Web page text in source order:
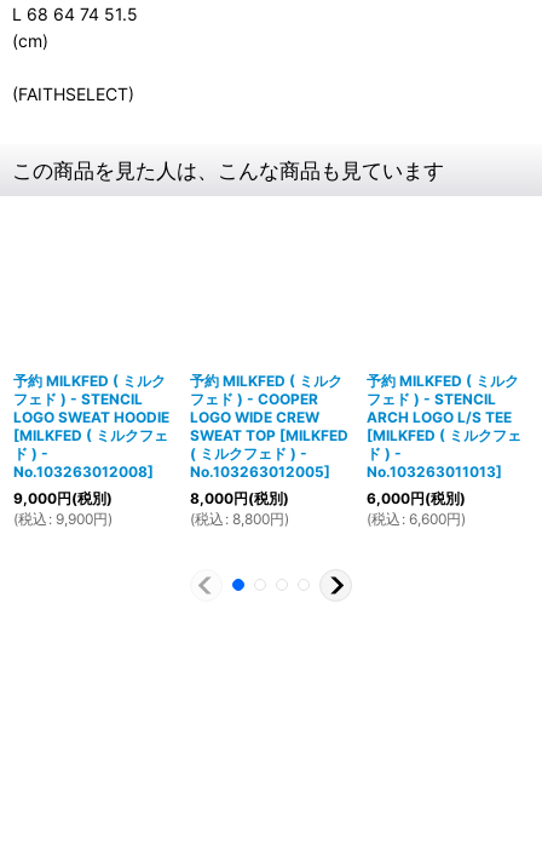
L 68 64 74 51.5
(cm)
(FAITHSELECT)
この商品を見た人は、こんな商品も見ています
予約 MILKFED ( ミルク
フェド ) - STENCIL
LOGO SWEAT HOODIE
[MILKFED ( ミルクフェ
ド ) -
No.103263012008]
9,000円(税別)
(税込 : 9,900円)
予約 MILKFED ( ミルク
フェド ) - COOPER
LOGO WIDE CREW
SWEAT TOP [MILKFED
( ミルクフェド ) -
No.103263012005]
8,000円(税別)
(税込 : 8,800円)
予約 MILKFED ( ミルク
フェド ) - STENCIL
ARCH LOGO L/S TEE
[MILKFED ( ミルクフェ
ド ) -
No.103263011013]
6,000円(税別)
(税込 : 6,600円)